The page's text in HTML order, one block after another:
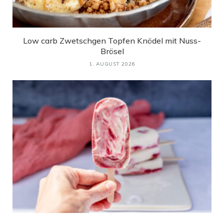
Low carb Zwetschgen Topfen Knödel mit Nuss-
Brösel
1. AUGUST 2026